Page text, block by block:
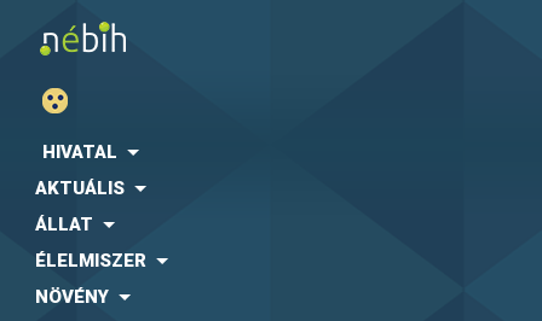
HIVATAL
AKTUÁLIS
ÁLLAT
ÉLELMISZER
NÖVÉNY